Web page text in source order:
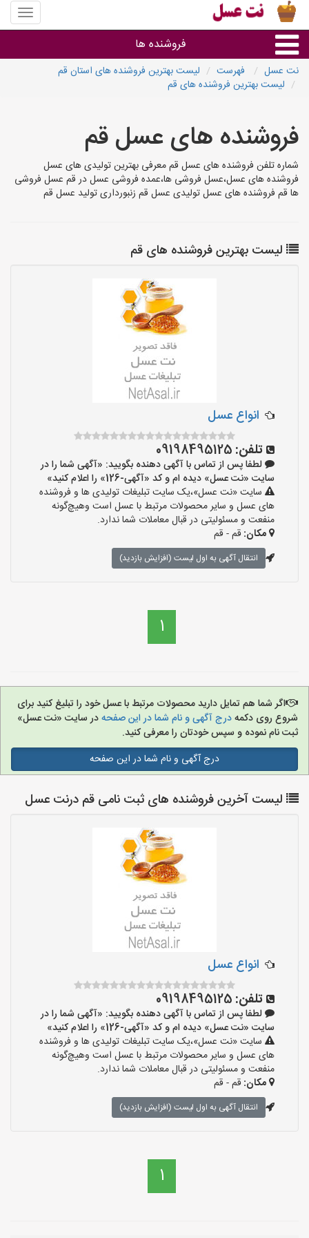
منوی
سایت
عسل
فروشنده ها
گروه ها
نت عسل فهرست
لیست بهترین فروشنده های استان قم
لیست بهترین فروشنده های قم
فروشنده های عسل قم
شماره تلفن فروشنده های عسل قم معرفی بهترین تولیدی های عسل
فروشنده های عسل،عسل فروشی ها،عمده فروشی عسل در قم عسل فروشی
ها قم فروشنده های عسل تولیدی عسل قم زنبورداری تولید عسل قم
لیست بهترین فروشنده های قم
انواع عسل
تلفن: 09198495125
لطفا پس از تماس با آگهی دهنده بگویید: «آگهی شما را در
سایت «نت عسل» دیده ام و کد «آگهی-126» را اعلام کنید»
سایت «نت عسل»،یک سایت تبلیغات تولیدی ها و فروشنده
های عسل و سایر محصولات مرتبط با عسل است وهیچ‌گونه
منفعت و مسئولیتی در قبال معاملات شما ندارد.
مکان: قم - قم
انتقال آگهی به اول لیست (افزایش بازدید)
1
اگر شما هم تمایل دارید محصولات مرتبط با عسل خود را تبلیغ کنید برای
شروع روی دکمهدرج آگهی و نام شما در این صفحهدر سایت «نت عسل»
ثبت نام نموده و سپس خودتان را معرفی کنید.
درج آگهی و نام شما در این صفحه
لیست آخرین فروشنده های ثبت نامی قم درنت عسل
انواع عسل
تلفن: 09198495125
لطفا پس از تماس با آگهی دهنده بگویید: «آگهی شما را در
سایت «نت عسل» دیده ام و کد «آگهی-126» را اعلام کنید»
سایت «نت عسل»،یک سایت تبلیغات تولیدی ها و فروشنده
های عسل و سایر محصولات مرتبط با عسل است وهیچ‌گونه
منفعت و مسئولیتی در قبال معاملات شما ندارد.
مکان: قم - قم
انتقال آگهی به اول لیست (افزایش بازدید)
1